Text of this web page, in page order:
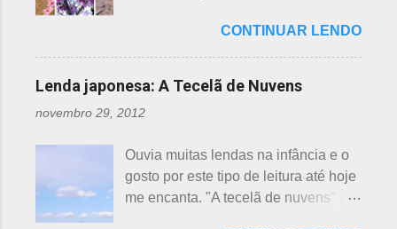
fevereiro, a segunda em março e, no
final de março até abril, as cerejeiras.
Lembrando que o clima pode
ou atrasando a florescência. Também
identificação ou com o nome das
flores, pelas cores e algumas
semelhanças. Saiba como identificar
CONTINUAR LENDO
Lenda japonesa: A Tecelã de Nuvens
novembro 29, 2012
Ouvia muitas lendas na infância e o
gosto por este tipo de leitura até hoje
me encanta. "A tecelã de nuvens" é